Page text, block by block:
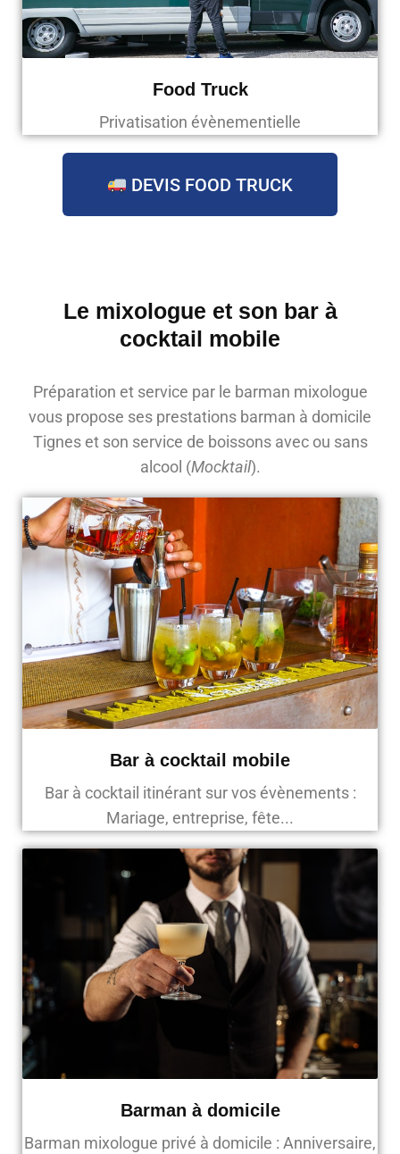
Food Truck
Privatisation évènementielle
DEVIS FOOD TRUCK
Le mixologue et son bar à
cocktail mobile
Préparation et service par le barman mixologue
vous propose ses prestations barman à domicile
Tignes et son service de boissons avec ou sans
alcool (Mocktail).
Bar à cocktail mobile
Bar à cocktail itinérant sur vos évènements :
Mariage, entreprise, fête...
Barman à domicile
Barman mixologue privé à domicile : Anniversaire,